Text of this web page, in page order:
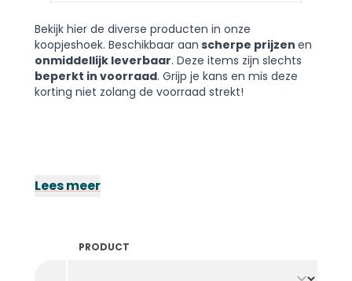
Bekijk hier de diverse producten in onze
koopjeshoek. Beschikbaar aan scherpe prijzen en
onmiddellijk leverbaar. Deze items zijn slechts
beperkt in voorraad. Grijp je kans en mis deze
korting niet zolang de voorraad strekt!
Lees meer
PRODUCT